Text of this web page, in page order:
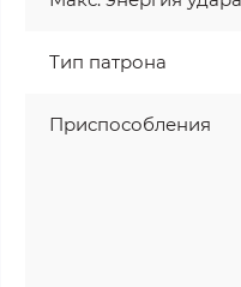
Тип патрона
Приспособления